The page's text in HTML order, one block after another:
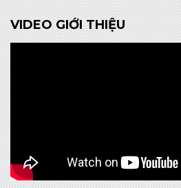
VIDEO GIỚI THIỆU